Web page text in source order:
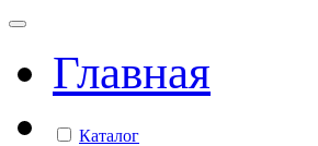
Главная
Каталог